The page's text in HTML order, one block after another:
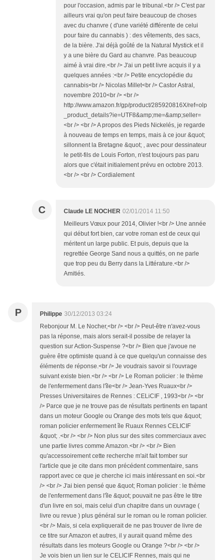
pour l'occasion, admis par le tribunal.<br /> C'est par
ailleurs vrai qu'on peut faire beaucoup de choses
avec du chanvre ( d'une variété différente de celui
pour faire du cannabis ) : des vêtements, des sacs,
de la bière. J'ai déjà goûté de la Natural Mystick et il
y a une bière du Gard au chanvre. Pas beaucoup
aimé à vrai dire.<br /> J'ai un petit livre acquis il y a
quelques années :<br /> Petite encyclopédie du
cannabis<br /> Nicolas Millet<br /> Castor Astral,
novembre 2010<br /> <br />
http://www.amazon.fr/gp/product/285920816X/ref=olp
_product_details?ie=UTF8&amp;me=&amp;seller=
<br /> <br /> A propos des Pieds Nickelés, je regarde
à nouveau de temps en temps, mais à ce jour &quot;
sillonnent la Bretagne &quot; , avec pour dessinateur
le petit-fils de Louis Forton, n'est toujours pas paru
alors que c'était initialement prévu en octobre 2013.
<br /> <br /> Cordialement
C Claude LE NOCHER 02/01/2014 11:50
Meilleurs Vœux pour 2014, Olivier !<br /> Une année
qui début fort bien, car votre roman est de ceux qui
méritent un large public. Et puis, depuis que la
regrettée George Sand nous a quittés, on ne parle
que trop peu du Berry dans la Littérature.<br />
Amitiés.
P Philippe 30/12/2013 03:24
Rebonjour M. Le Nocher,<br /> <br /> Peut-être n'avez-vous
pas la réponse, mais alors serait-il possibe de relayer la
question sur Action-Suspense ?<br /> Bien que j'avoue ne
guère être optimiste quand à ce que quelqu'un connaisse des
éléments de réponse.<br /> Je voudrais savoir si l'ouvrage
suivant existe bien.<br /> <br /> Le Roman policier : le thème
de l'enfermement dans l'île<br /> Jean-Yves Ruaux<br />
Presses Universitaires de Rennes : CELiCIF , 1993<br /> <br
/> Parce que je ne trouve pas de résultats pertinents en tapant
dans un moteur Google ou Orange des mots tels que &quot;
roman policier enfermement île Ruaux Rennes CELICIF
&quot; .<br /> <br /> Non plus sur des sites commerciaux avec
une partie livres comme Amazon.<br /> <br /> Bien
qu'accessoirement cette recherche m'ait fait tomber sur
l'article que je cite dans mon précédent commentaire, sans
rapport avec ce que je cherche ici mais intéressant en soi.<br
/> <br /> J'ai bien pensé que &quot; Roman policier : le thème
de l'enfermement dans l'île &quot; pouvait ne pas être le titre
d'un livre en soi, mais celui d'un chapitre dans un ouvrage (
livre ou revue ) plus général sur le roman ou le roman policier.
<br /> Mais, si cela expliquerait de ne pas trouver de livre de
ce titre sur Amazon et autres, il y aurait quand même des
résultats dans les moteurs Google ou Orange ?<br /> <br />
Je vois bien un lien sur le CELICIF Rennes, mais qui ne